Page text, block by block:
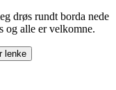
drøs rundt borda nede
og alle er velkomne.
lenke